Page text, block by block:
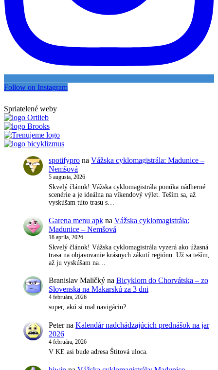
Follow on Instagram
Spriatelené weby
spotifypro na Vážska cyklomagistrála: Madunice –
Nemšová
5 augusta, 2026
Skvelý článok! Vážska cyklomagistrála ponúka nádherné
scenérie a je ideálna na víkendový výlet. Teším sa, až
vyskúšam túto trasu s…
Garena menu apk na Vážska cyklomagistrála:
Madunice – Nemšová
18 apríla, 2026
Skvelý článok! Vážska cyklomagistrála vyzerá ako úžasná
trasa na objavovanie krásnych zákutí regiónu. Už sa teším,
až ju vyskúšam na…
Branislav Maličký na Bicyklom do Chorvátska – zo
Slovenska na Makarskú za 3 dni
4 februára, 2026
super, akú si mal navigáciu?
Peterna Kalendár nadchádzajúcich prednášok na jar
2026
4 februára, 2026
V KE asi bude adresa Štitová uloca.